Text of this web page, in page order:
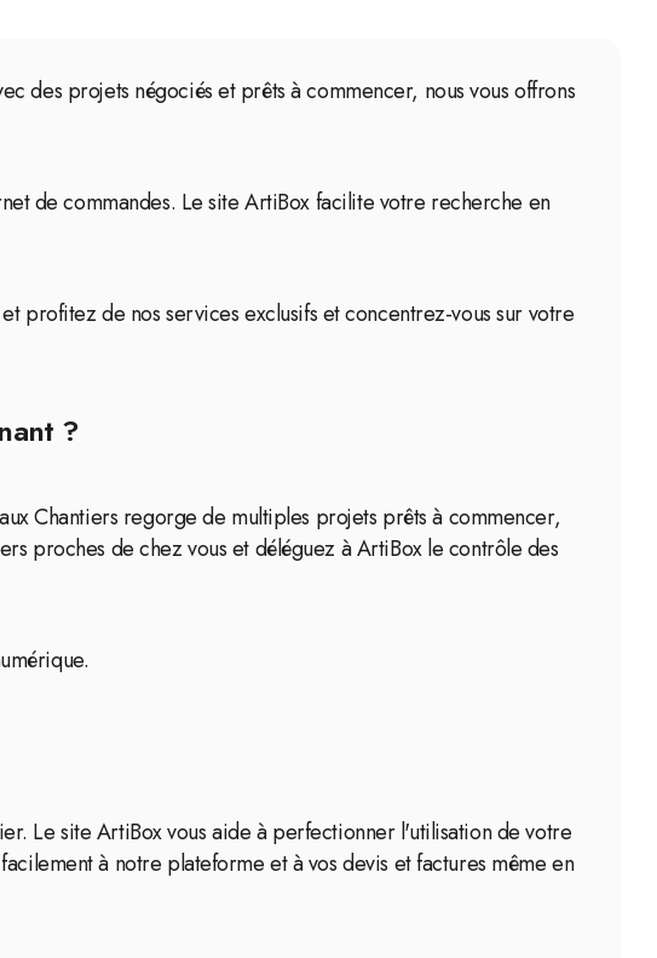
des projets négociés et prêts à commencer, nous vous offrons
de commandes. Le site ArtiBox facilite votre recherche en
profitez de nos services exclusifs et concentrez-vous sur votre
?
Chantiers regorge de multiples projets prêts à commencer,
proches de chez vous et déléguez à ArtiBox le contrôle des
Le site ArtiBox vous aide à perfectionner l'utilisation de votre
à notre plateforme et à vos devis et factures même en